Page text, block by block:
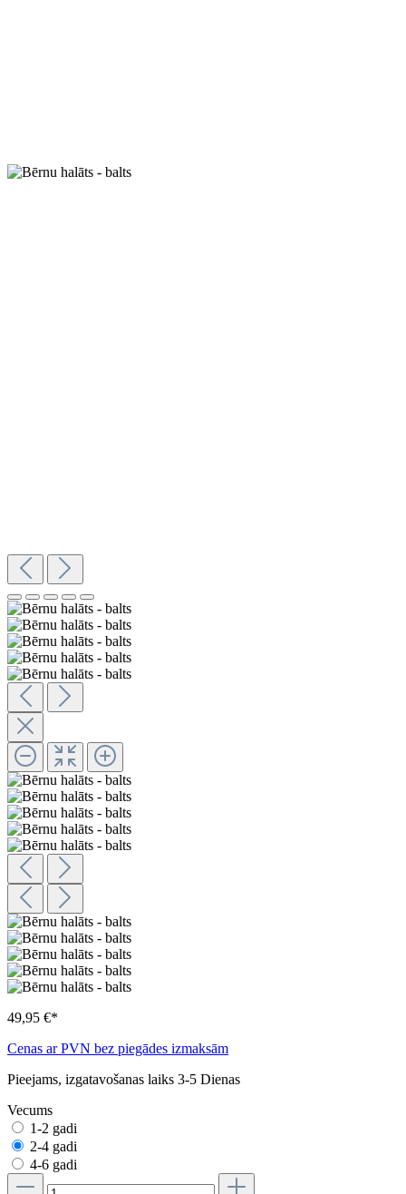
49,95 €*
Cenas ar PVN bez piegādes izmaksām
Pieejams, izgatavošanas laiks 3-5 Dienas
Vecums
1-2 gadi
2-4 gadi
4-6 gadi